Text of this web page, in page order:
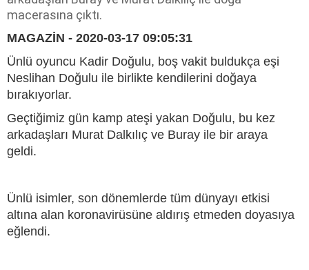
macerasına çıktı.
MAGAZİN - 2020-03-17 09:05:31
Ünlü oyuncu Kadir Doğulu, boş vakit buldukça eşi
Neslihan Doğulu ile birlikte kendilerini doğaya
bırakıyorlar.
Geçtiğimiz gün kamp ateşi yakan Doğulu, bu kez
arkadaşları Murat Dalkılıç ve Buray ile bir araya
geldi.
Ünlü isimler, son dönemlerde tüm dünyayı etkisi
altına alan koronavirüsüne aldırış etmeden doyasıya
eğlendi.